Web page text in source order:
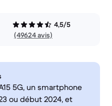
4,5/5
(49624 avis)
5G, un smartphone
ou début 2024, et